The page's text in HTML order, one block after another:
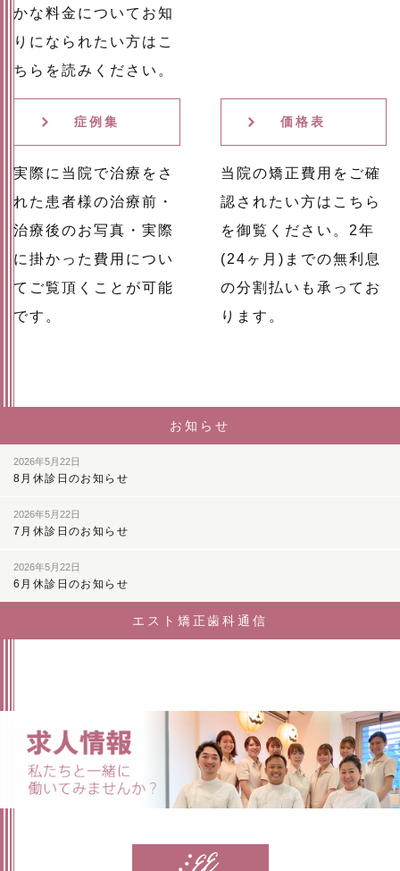
かな料金についてお知
りになられたい方はこ
ちらを読みください。
症例集
実際に当院で治療をさ
れた患者様の治療前・
治療後のお写真・実際
に掛かった費用につい
てご覧頂くことが可能
です。
価格表
当院の矯正費用をご確
認されたい方はこちら
を御覧ください。2年
(24ヶ月)までの無利息
の分割払いも承ってお
ります。
お知らせ
2026年5月22日
8月休診日のお知らせ
2026年5月22日
7月休診日のお知らせ
2026年5月22日
6月休診日のお知らせ
エスト矯正歯科通信